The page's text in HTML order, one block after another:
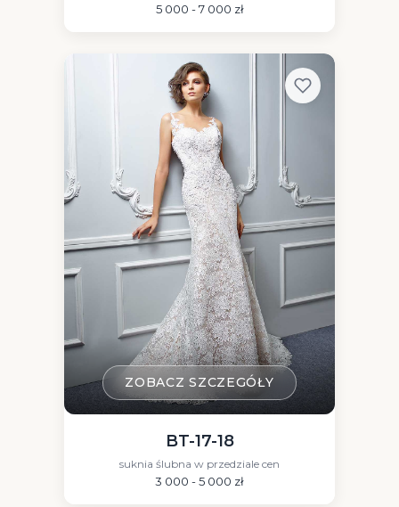
5 000 - 7 000 zł
ZOBACZ SZCZEGÓŁY
BT-17-18
suknia ślubna w przedziale cen
3 000 - 5 000 zł